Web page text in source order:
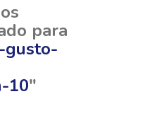
para
gusto-
10"